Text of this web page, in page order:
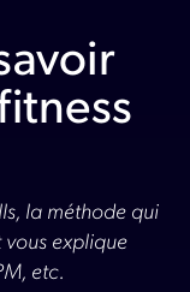
la méthode qui
vous explique
etc.